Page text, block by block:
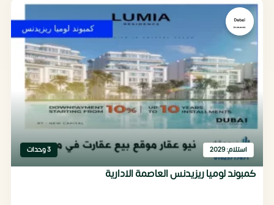
استلام: 2029 3 وحدات
كمبوند لوميا ريزيدنس العاصمة الادارية